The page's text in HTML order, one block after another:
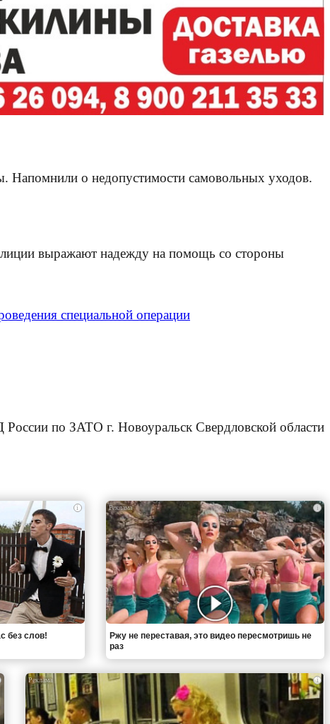
Напомнили о недопустимости самовольных уходов.
выражают надежду на помощь со стороны
специальной операции
по ЗАТО г. Новоуральск Свердловской области
i
без слов!
i
Ржу не переставая, это видео пересмотришь не
раз
i